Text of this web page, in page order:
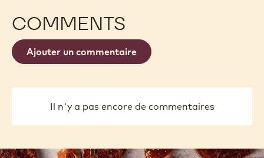
COMMENTS
Ajouter un commentaire
Il n'y a pas encore de commentaires